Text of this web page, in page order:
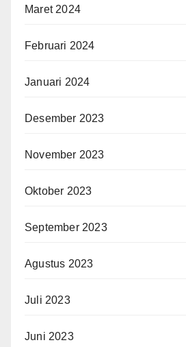
Maret 2024
Februari 2024
Januari 2024
Desember 2023
November 2023
Oktober 2023
September 2023
Agustus 2023
Juli 2023
Juni 2023